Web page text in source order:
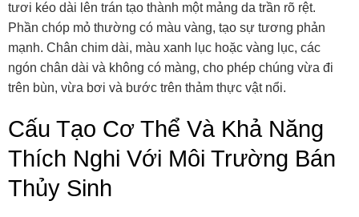
tươi kéo dài lên trán tạo thành một mảng da trần rõ rệt.
Phần chóp mỏ thường có màu vàng, tạo sự tương phản
mạnh. Chân chim dài, màu xanh lục hoặc vàng lục, các
ngón chân dài và không có màng, cho phép chúng vừa đi
trên bùn, vừa bơi và bước trên thảm thực vật nổi.
Cấu Tạo Cơ Thể Và Khả Năng
Thích Nghi Với Môi Trường Bán
Thủy Sinh